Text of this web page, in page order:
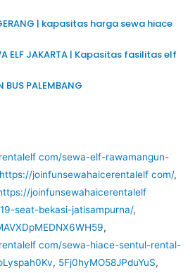
| kapasitas harga sewa hiace
ELF JAKARTA | Kapasitas fasilitas elf
BUS PALEMBANG
com/sewa-elf-rawamangun-
https://joinfunsewahaicerentalelf com/,
joinfunsewahaicerentalelf
seat-bekasi-jatisampurna/,
,
com/sewa-hiace-sentul-rental-
, 5Fj0hyMO58JPduYuS,